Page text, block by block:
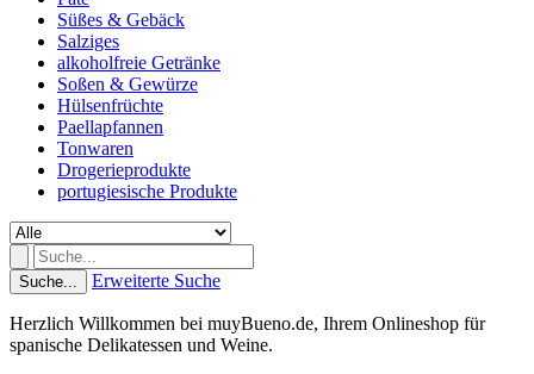
Süßes & Gebäck
Salziges
alkoholfreie Getränke
Soßen & Gewürze
Hülsenfrüchte
Paellapfannen
Tonwaren
Drogerieprodukte
portugiesische Produkte
Suche... Erweiterte Suche
Herzlich Willkommen bei muyBueno.de, Ihrem Onlineshop für
spanische Delikatessen und Weine.